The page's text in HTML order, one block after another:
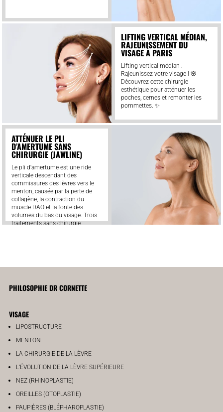
LIFTING VERTICAL MÉDIAN,
RAJEUNISSEMENT DU
VISAGE À PARIS
Lifting vertical médian :
Rajeunissez votre visage ! 🌸
Découvrez cette chirurgie
esthétique pour atténuer les
poches, cernes et remonter les
pommettes. ✨
ATTÉNUER LE PLI
D’AMERTUME SANS
CHIRURGIE (JAWLINE)
Le pli d'amertume est une ride
verticale descendant des
commissures des lèvres vers le
menton, causée par la perte de
collagène, la contraction du
muscle DAO et la fonte des
volumes du bas du visage. Trois
traitements sans chirurgie
relâchement global, avec des
PHILOSOPHIE DR CORNETTE
VISAGE
LIPOSTRUCTURE
MENTON
LA CHIRURGIE DE LA LÈVRE
L’ÉVOLUTION DE LA LÈVRE SUPÉRIEURE
NEZ (RHINOPLASTIE)
OREILLES (OTOPLASTIE)
PAUPIÈRES (BLÉPHAROPLASTIE)